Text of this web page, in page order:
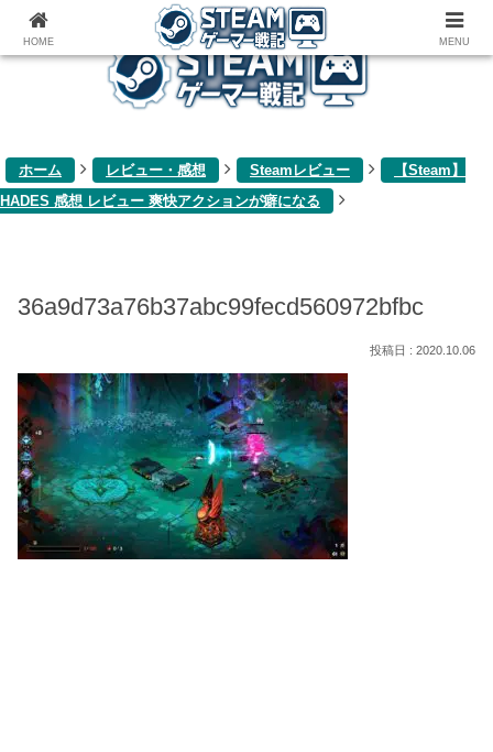
ゲーム関連雑記ブログ
ホーム レビュー・感想 Steamレビュー
【Steam】
HADES 感想 レビュー 爽快アクションが癖になる
36a9d73a76b37abc99fecd560972bfbc
2020.10.06
HOME MENU